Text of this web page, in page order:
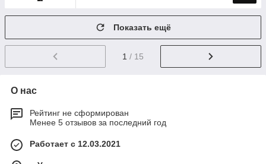
Показать ещё
1 / 15
О нас
Рейтинг не сформирован
Менее 5 отзывов за последний год
Работает с 12.03.2021